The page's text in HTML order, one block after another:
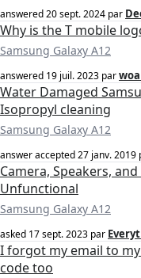
answered20 sept. 2024 par
Why is the T mobile
Samsung Galaxy A12
answered 19 juil. 2023 par
Water Damaged
Isopropyl cleaning
Samsung Galaxy A12
answer accepted27 janv. 2019
Camera, Speakers,
Unfunctional
Samsung Galaxy A12
asked 17 sept. 2023 par
I forgot my email to
code too